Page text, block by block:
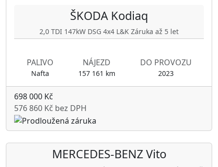
ŠKODA Kodiaq
2,0 TDI 147kW DSG 4x4 L&K Záruka až 5 let
PALIVO
Nafta
NÁJEZD
157 161 km
DO PROVOZU
2023
698 000 Kč
576 860 Kč bez DPH
MERCEDES-BENZVito